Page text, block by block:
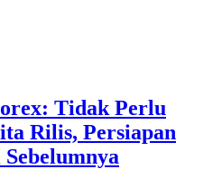
Tidak Perlu
Rilis, Persiapan